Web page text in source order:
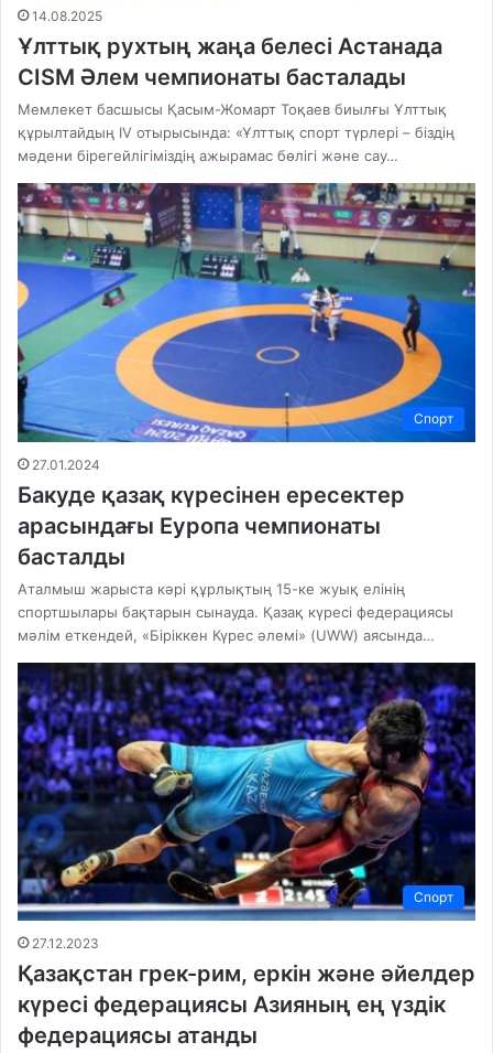
14.08.2025
Ұлттық рухтың жаңа белесі Астанада
CISM Әлем чемпионаты басталады
Мемлекет басшысы Қасым-Жомарт Тоқаев биылғы Ұлттық
құрылтайдың IV отырысында: «Ұлттық спорт түрлері – біздің
мәдени бірегейлігіміздің ажырамас бөлігі және сау…
Спорт
27.01.2024
Бакуде қазақ күресінен ересектер
арасындағы Еуропа чемпионаты
басталды
Аталмыш жарыста кәрі құрлықтың 15-ке жуық елінің
спортшылары бақтарын сынауда. Қазақ күресі федерациясы
мәлім еткендей, «Біріккен Күрес әлемі» (UWW) аясында…
Спорт
27.12.2023
Қазақстан грек-рим, еркін және әйелдер
күресі федерациясы Азияның ең үздік
федерациясы атанды